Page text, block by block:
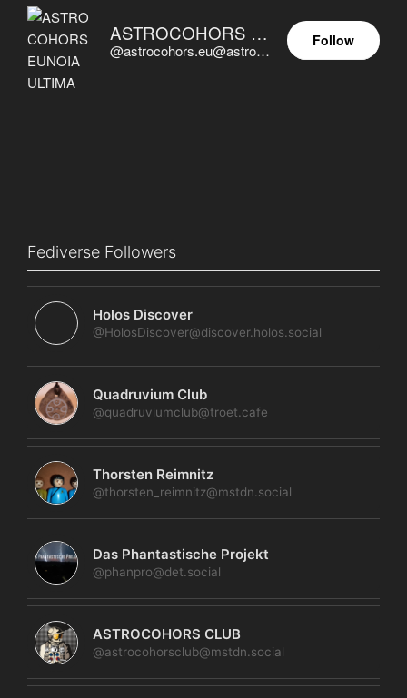
ASTROCOHORS EUNOIA ULTIMA
@astrocohors.eu@astrocohors.eu
Follow
Fediverse Followers
Holos Discover
@HolosDiscover@discover.holos.social
Quadruvium Club
@quadruviumclub@troet.cafe
Thorsten Reimnitz
@thorsten_reimnitz@mstdn.social
Das Phantastische Projekt
@phanpro@det.social
ASTROCOHORS CLUB
@astrocohorsclub@mstdn.social